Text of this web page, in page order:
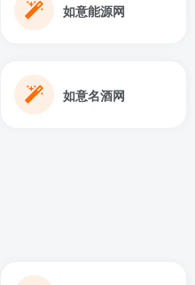
如意能源网
如意名酒网